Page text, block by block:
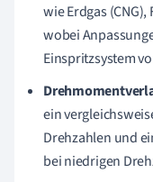
wie Erdgas
wobei
Einspritzsystem
ein
Drehzahlen und
bei niedrigen